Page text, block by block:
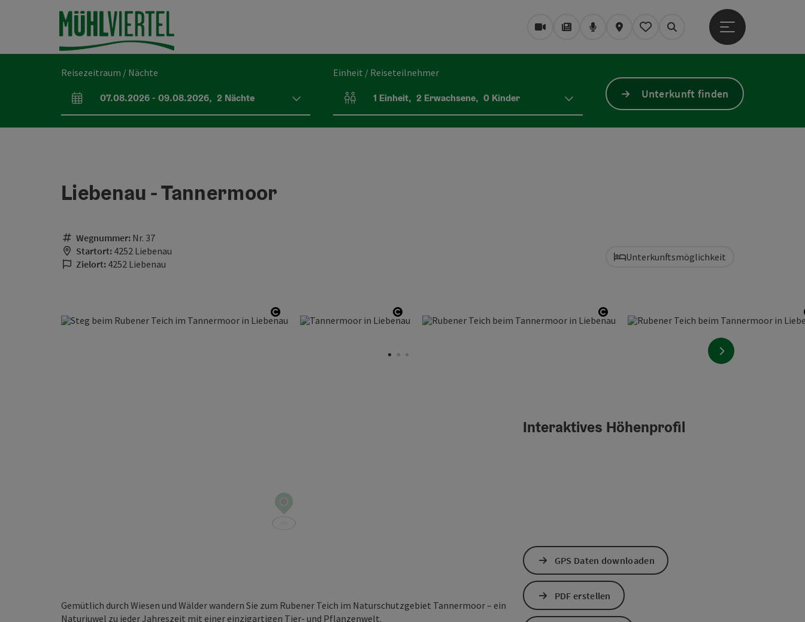
Zum InhaltAccesskey
[0]
Zur NavigationAccesskey
[1]
Zum SeitenanfangAccesskey
[2]
Zur KontaktseiteAccesskey
[3]
Zur Suche Accesskey
[4]
Zum ImpressumAccesskey
[5]
Zu den Hinweisen zur Bedienung der Website
Zur StartseiteAccesskey
[7]
WebcamsMagazin/Blog
PodcastKarteMein Merkzettel
Suchen
Hauptmenü öffnen
Reisezeitraum / Nächte
An- und Abreisefelder
07.08.2026- 09.08.2026, 2 Nächte
Einheit / Reiseteilnehmer
Einheitenanzahl und Personenfelder
1 Einheit, 2 Erwachsene, 0 Kinder Unterkunft finden
Liebenau - Tannermoor
Wegnummer: Nr. 37
Startort: 4252 Liebenau
Zielort: 4252 Liebenau
Copyright öffnen Copyright öffnen Copyright öffnen
nächstes Element
Unterkunftsmöglichkeit
Gemütlich durch Wiesen und Wälder wandern Sie zum Rubener Teich im Naturschutzgebiet Tannermoor – ein
Naturjuwel zu jeder Jahreszeit mit einer einzigartigen Tier- und Pflanzenwelt.
Interaktives Höhenprofil
GPS Daten downloaden
PDF erstellen